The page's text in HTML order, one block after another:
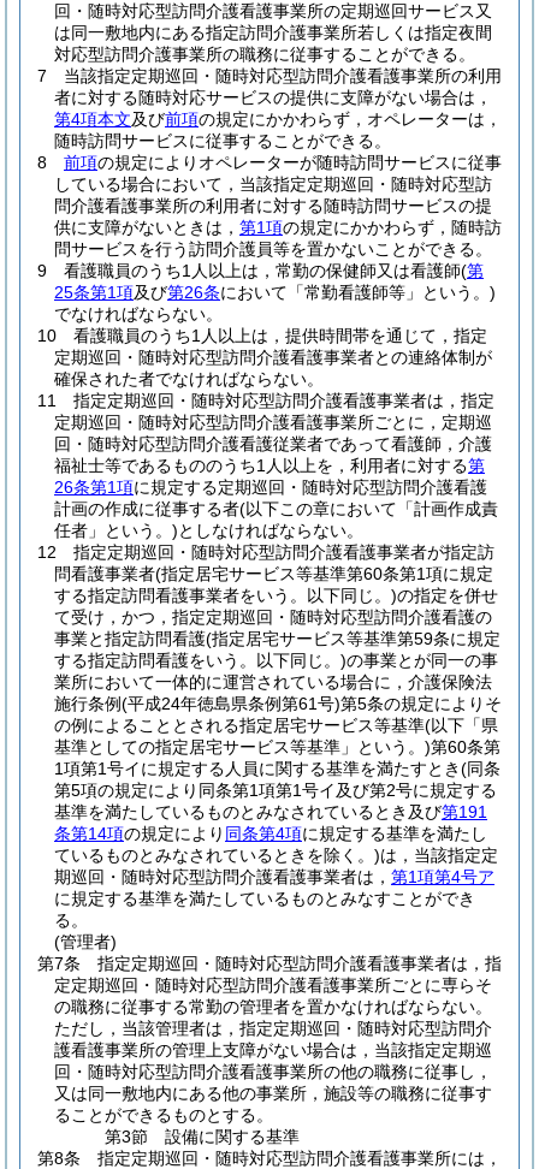
回・随時対応型訪問介護看護事業所の定期巡回サービス又
は同一敷地内にある指定訪問介護事業所若しくは指定夜間
対応型訪問介護事業所の職務に従事することができる。
7
当該指定定期巡回・随時対応型訪問介護看護事業所の利用
者に対する随時対応サービスの提供に支障がない場合は，
第4項本文及び前項の規定にかかわらず，オペレーターは，
随時訪問サービスに従事することができる。
8
前項の規定によりオペレーターが随時訪問サービスに従事
している場合において，当該指定定期巡回・随時対応型訪
問介護看護事業所の利用者に対する随時訪問サービスの提
供に支障がないときは， 第1項の規定にかかわらず，随時訪
問サービスを行う訪問介護員等を置かないことができる。
9
看護職員のうち1人以上は，常勤の保健師又は看護師(第
25条第1項及び第26条において「常勤看護師等」という。)
でなければならない。
10
看護職員のうち1人以上は，提供時間帯を通じて，指定
定期巡回・随時対応型訪問介護看護事業者との連絡体制が
確保された者でなければならない。
11
指定定期巡回・随時対応型訪問介護看護事業者は，指定
定期巡回・随時対応型訪問介護看護事業所ごとに，定期巡
回・随時対応型訪問介護看護従業者であって看護師，介護
福祉士等であるもののうち1人以上を，利用者に対する第
26条第1項に規定する定期巡回・随時対応型訪問介護看護
計画の作成に従事する者(以下この章において「計画作成責
任者」という。)としなければならない。
12
指定定期巡回・随時対応型訪問介護看護事業者が指定訪
問看護事業者(指定居宅サービス等基準第60条第1項に規定
する指定訪問看護事業者をいう。以下同じ。)の指定を併せ
て受け，かつ，指定定期巡回・随時対応型訪問介護看護の
事業と指定訪問看護(指定居宅サービス等基準第59条に規定
する指定訪問看護をいう。以下同じ。)の事業とが同一の事
業所において一体的に運営されている場合に，介護保険法
施行条例(平成24年徳島県条例第61号)第5条の規定によりそ
の例によることとされる指定居宅サービス等基準(以下「県
基準としての指定居宅サービス等基準」という。)第60条第
1項第1号イに規定する人員に関する基準を満たすとき(同条
第5項の規定により同条第1項第1号イ及び第2号に規定する
基準を満たしているものとみなされているとき及び第191
条第14項の規定により 同条第4項に規定する基準を満たし
ているものとみなされているときを除く。)は，当該指定定
期巡回・随時対応型訪問介護看護事業者は， 第1項第4号ア
に規定する基準を満たしているものとみなすことができ
る。
(管理者)
第7条
指定定期巡回・随時対応型訪問介護看護事業者は，指
定定期巡回・随時対応型訪問介護看護事業所ごとに専らそ
の職務に従事する常勤の管理者を置かなければならない。
ただし，当該管理者は，指定定期巡回・随時対応型訪問介
護看護事業所の管理上支障がない場合は，当該指定定期巡
回・随時対応型訪問介護看護事業所の他の職務に従事し，
又は同一敷地内にある他の事業所，施設等の職務に従事す
ることができるものとする。
第3節
設備に関する基準
第8条
指定定期巡回・随時対応型訪問介護看護事業所には，